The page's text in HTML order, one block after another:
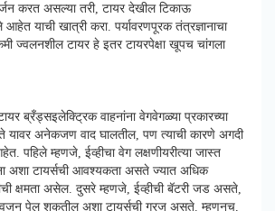
करत असल्या तरी, टायर देखील टिकाऊ
याची खात्री करा. पर्यावरणपूरक तंत्रज्ञानाचा
ज्वलनशील टायर हे इतर टायरपेक्षा खूपच चांगला
ब्रँड्सइलेक्ट्रिक वाहनांना वेगवेगळ्या प्रकारच्या
यावर अनेकजण वाद घालतील, पण त्याची कारणे अगदी
पहिले म्हणजे, ईव्हीचा वेग लक्षणीयरीत्या जास्त
अशा टायर्सची आवश्यकता असते ज्यात अधिक
क्षमता असेल. दुसरे म्हणजे, ईव्हीची बॅटरी जड असते,
वजन पेलू शकतील अशा टायर्सची गरज असते. म्हणूनच,